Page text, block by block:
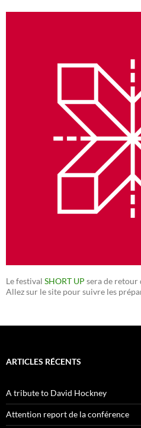
Le festival SHORT UP sera de retour
Allez sur le site pour suivre les
ARTICLES RÉCENTS
A tribute to David Hockney
Attention report de la conférence